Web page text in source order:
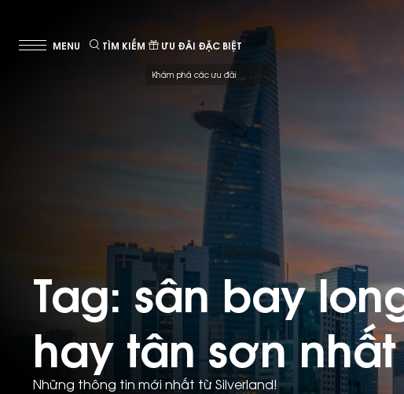
TÌM KIẾM ƯU ĐÃI ĐẶC BIỆT
Khám phá các ưu đãi
Tag: sân bay
hay tân sơn nhất
Những thông tin mới nhất từ Silverland!